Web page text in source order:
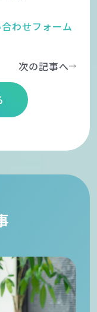
わせフォーム
次の記事へ